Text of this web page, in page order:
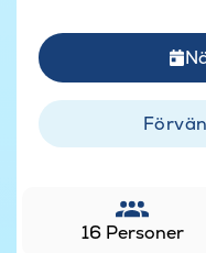
16 Personer